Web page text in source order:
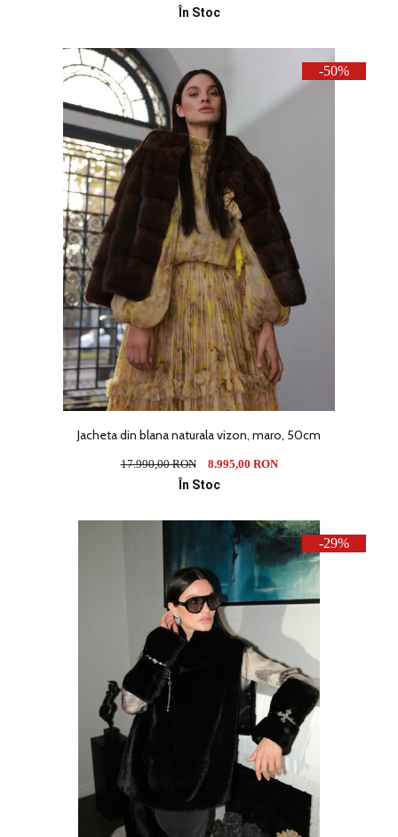
În Stoc
-50%
Jacheta din blana naturala vizon, maro, 50cm
17.990,00 RON 8.995,00 RON
În Stoc
-29%